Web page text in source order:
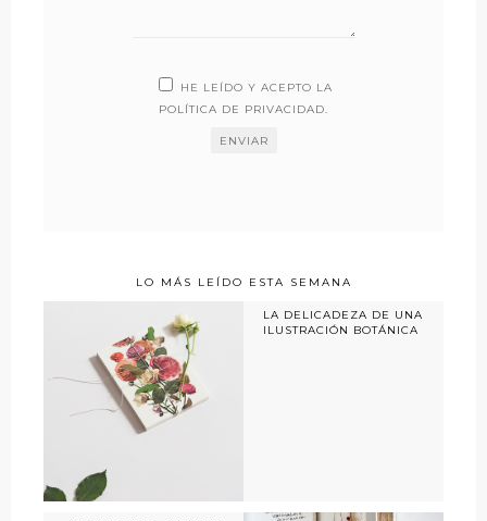
HE LEÍDO Y ACEPTO LA
POLÍTICA DE PRIVACIDAD.
LO MÁS LEÍDO ESTA SEMANA
LA DELICADEZA DE UNA
ILUSTRACIÓN BOTÁNICA